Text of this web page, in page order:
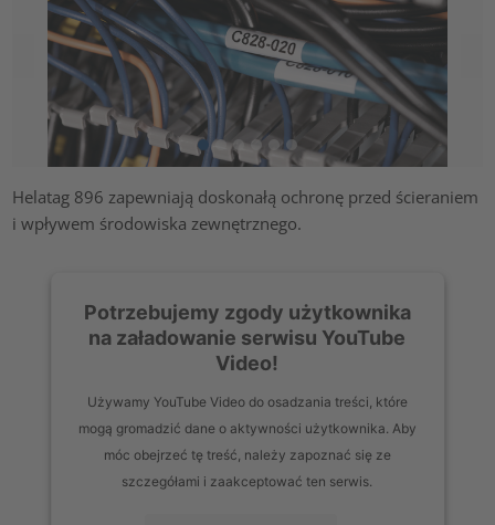
Helatag 896 zapewniają doskonałą ochronę przed ścieraniem
i wpływem środowiska zewnętrznego.
Potrzebujemy zgody użytkownika
na załadowanie serwisu YouTube
Video!
Używamy YouTube Video do osadzania treści, które
mogą gromadzić dane o aktywności użytkownika. Aby
móc obejrzeć tę treść, należy zapoznać się ze
szczegółami i zaakceptować ten serwis.